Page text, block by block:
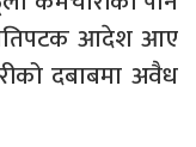
जतिपटक आदेश आए
दबाबमा अवैध